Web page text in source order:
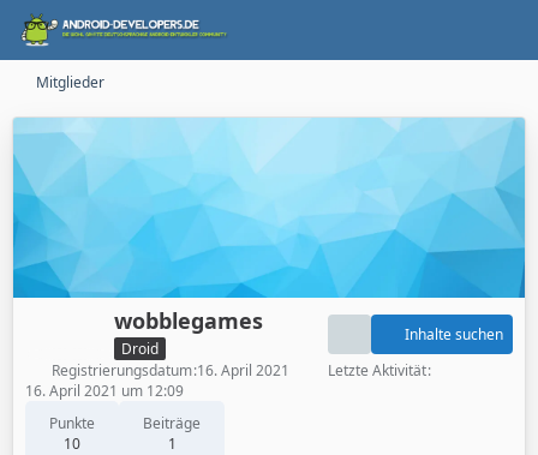
Mitglieder
wobblegames
Droid
Punkte
10
Beiträge
1
Inhalte suchen
Registrierungsdatum 16. April 2021
Letzte Aktivität
16. April 2021 um 12:09